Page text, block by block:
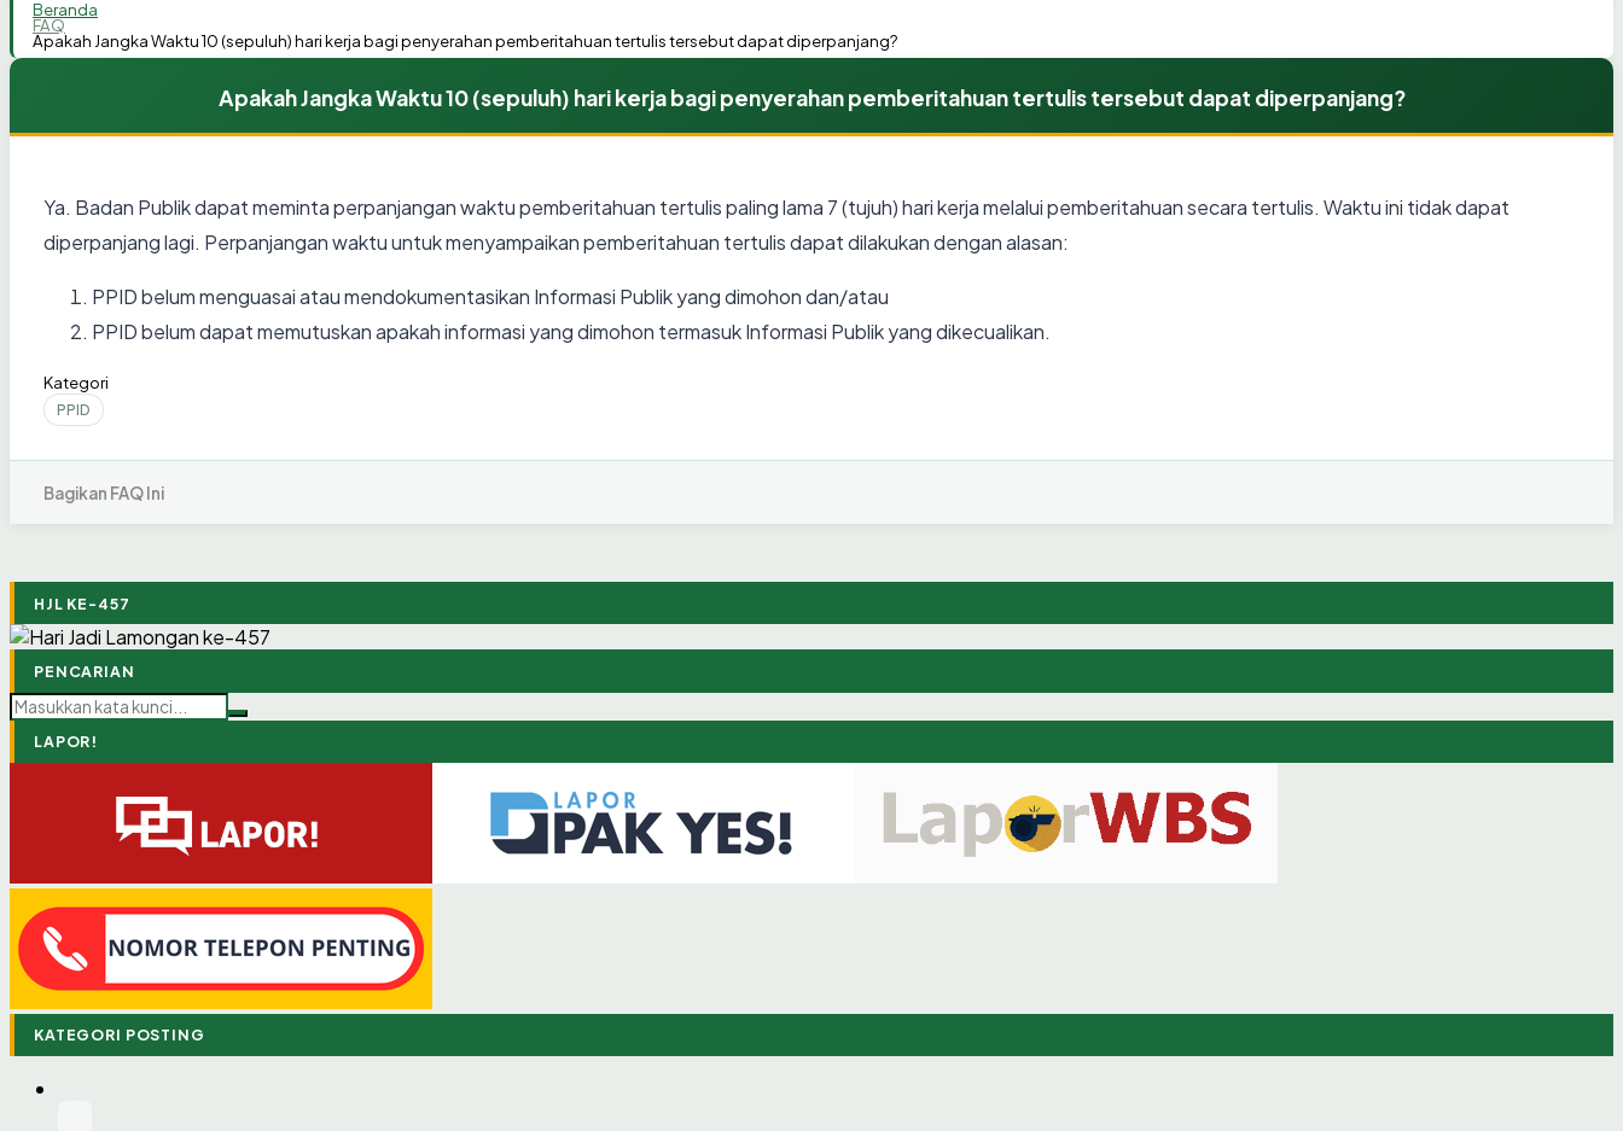
Beranda
FAQ
Apakah Jangka Waktu 10 (sepuluh) hari kerja bagi penyerahan pemberitahuan tertulis tersebut dapat diperpanjang?
Apakah Jangka Waktu 10 (sepuluh) hari kerja bagi penyerahan pemberitahuan tertulis tersebut dapat diperpanjang?
Ya. Badan Publik dapat meminta perpanjangan waktu pemberitahuan tertulis paling lama 7 (tujuh) hari kerja melalui pemberitahuan secara tertulis. Waktu ini tidak dapat
diperpanjang lagi. Perpanjangan waktu untuk menyampaikan pemberitahuan tertulis dapat dilakukan dengan alasan:
PPID belum menguasai atau mendokumentasikan Informasi Publik yang dimohon dan/atau
PPID belum dapat memutuskan apakah informasi yang dimohon termasuk Informasi Publik yang dikecualikan.
Kategori
PPID
Bagikan FAQ Ini
HJL KE-457
PENCARIAN
LAPOR!
KATEGORI POSTING